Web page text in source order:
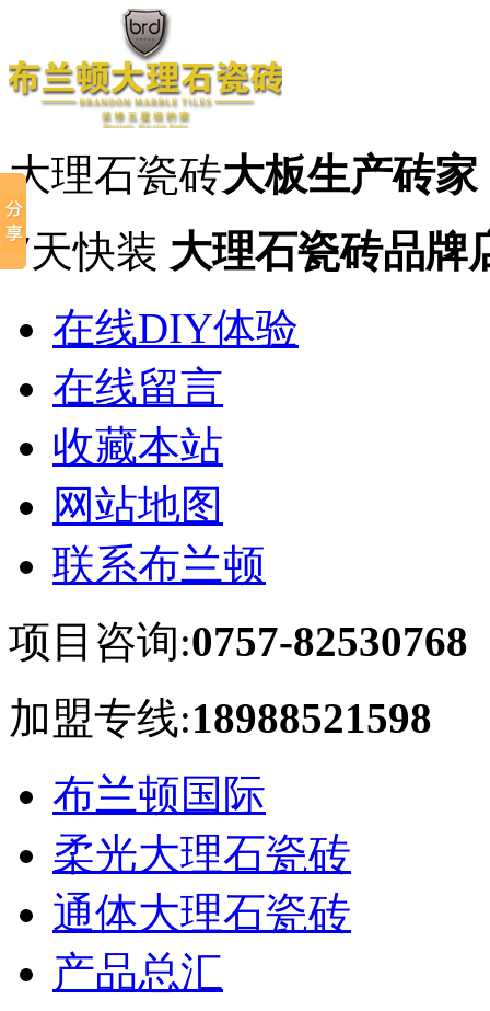
大理石瓷砖大板生产砖家
7天快装 大理石瓷砖品牌
在线DIY体验
在线留言
收藏本站
网站地图
联系布兰顿
项目咨询:0757-82530768
加盟专线:18988521598
布兰顿国际
柔光大理石瓷砖
通体大理石瓷砖
产品总汇